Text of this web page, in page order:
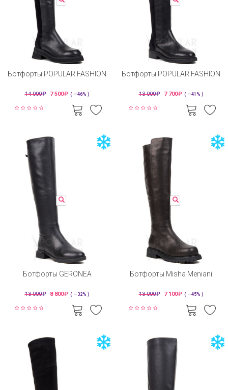
Ботфорты POPULAR FASHION
14 000 7 500 ( —46% )
Ботфорты POPULAR FASHION
13 000 7 700 ( —41% )
Ботфорты GERONEA
13 000 8 800 ( —32% )
Ботфорты Misha Meniani
13 000 7 100 ( —45% )